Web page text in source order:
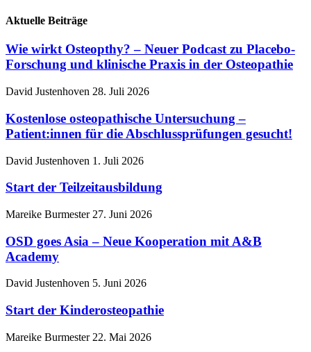
Aktuelle Beiträge
Wie wirkt Osteopthy? – Neuer Podcast zu Placebo-
Forschung und klinische Praxis in der Osteopathie
David Justenhoven 28. Juli 2026
Kostenlose osteopathische Untersuchung –
Patient:innen für die Abschlussprüfungen gesucht!
David Justenhoven 1. Juli 2026
Start der Teilzeitausbildung
Mareike Burmester 27. Juni 2026
OSD goes Asia – Neue Kooperation mit A&B
Academy
David Justenhoven 5. Juni 2026
Start der Kinderosteopathie
Mareike Burmester 22. Mai 2026